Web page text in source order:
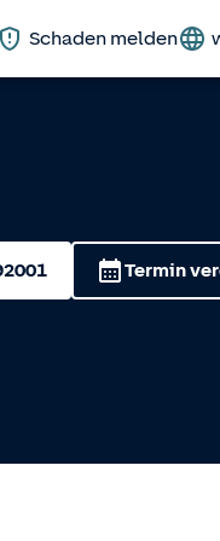
Schaden melden
Termin